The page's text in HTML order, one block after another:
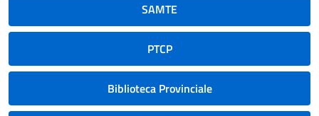
SAMTE
PTCP
Biblioteca Provinciale